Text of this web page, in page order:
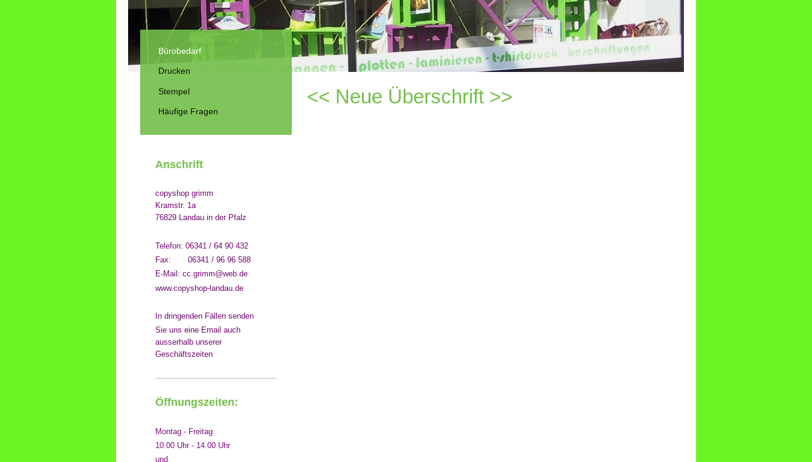
<< Neue Überschrift >>
Bürobedarf
Drucken
Stempel
Häufige Fragen
Anschrift
copyshop grimm
Kramstr. 1a
76829 Landau in der Pfalz
Telefon: 06341 / 64 90 432
Fax: 06341 / 96 96 588
E-Mail: cc.grimm@web.de
www.copyshop-landau.de
In dringenden Fällen senden
Sie uns eine Email auch
ausserhalb unserer
Geschäftszeiten.
Öffnungszeiten:
Montag - Freitag
10.00 Uhr - 14.00 Uhr
und